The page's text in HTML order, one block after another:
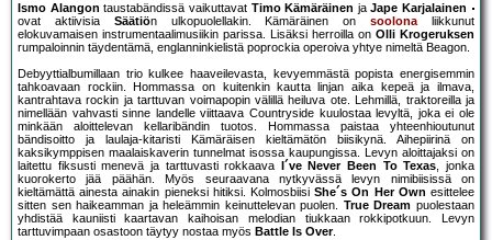
Ismo Alangon taustabändissä vaikuttavat Timo Kämäräinen jaJape Karjalainen
ovat aktiivisia Säätiön ulkopuolellakin. Kämäräinen onsoolonaliikkunut
elokuvamaisen instrumentaalimusiikin parissa. Lisäksi herroilla on Olli Krogeruksen
rumpaloinnin täydentämä, englanninkielistä poprockia operoiva yhtye nimeltä Beagon.
Debyyttialbumillaan trio kulkee haaveilevasta, kevyemmästä popista energisemmin
tahkoavaan rockiin. Hommassa on kuitenkin kautta linjan aika kepeä ja ilmava,
kantrahtava rockin ja tarttuvan voimapopin välillä heiluva ote. Lehmillä, traktoreilla ja
nimellään vahvasti sinne landelle viittaava Countryside kuulostaa levyltä, joka ei ole
minkään aloittelevan kellaribändin tuotos. Hommassa paistaa yhteenhioutunut
bändisoitto ja laulaja-kitaristi Kämäräisen kieltämätön biisikynä. Aihepiirinä on
kaksikymppisen maalaiskaverin tunnelmat isossa kaupungissa. Levyn aloittajaksi on
laitettu fiksusti menevä ja tarttuvasti rokkaava
I´ve Never Been To Texas, jonka
kuorokerto jää päähän. Myös seuraavana nytkyvässä levyn nimibiisissä on
kieltämättä ainesta ainakin pieneksi hitiksi. KolmosbiisiShe´s On Her Own esittelee
sitten sen haikeamman ja heleämmin keinuttelevan puolen. True Dream puolestaan
yhdistää kauniisti kaartavan kaihoisan melodian tiukkaan rokkipotkuun. Levyn
tarttuvimpaan osastoon täytyy nostaa myös Battle Is Over.